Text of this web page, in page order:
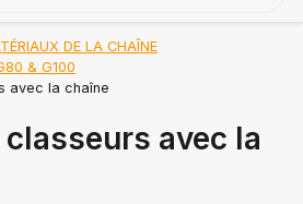
DE LA CHAÎNE
& G100
avec la chaîne
avec la